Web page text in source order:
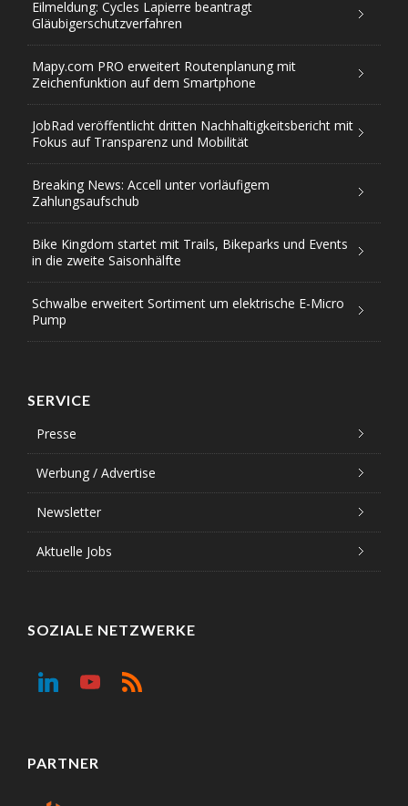
Eilmeldung: Cycles Lapierre beantragt
Gläubigerschutzverfahren
Mapy.com PRO erweitert Routenplanung mit
Zeichenfunktion auf dem Smartphone
JobRad veröffentlicht dritten Nachhaltigkeitsbericht mit
Fokus auf Transparenz und Mobilität
Breaking News: Accell unter vorläufigem
Zahlungsaufschub
Bike Kingdom startet mit Trails, Bikeparks und Events
in die zweite Saisonhälfte
Schwalbe erweitert Sortiment um elektrische E-Micro
Pump
SERVICE
Presse
Werbung / Advertise
Newsletter
Aktuelle Jobs
SOZIALE NETZWERKE
PARTNER